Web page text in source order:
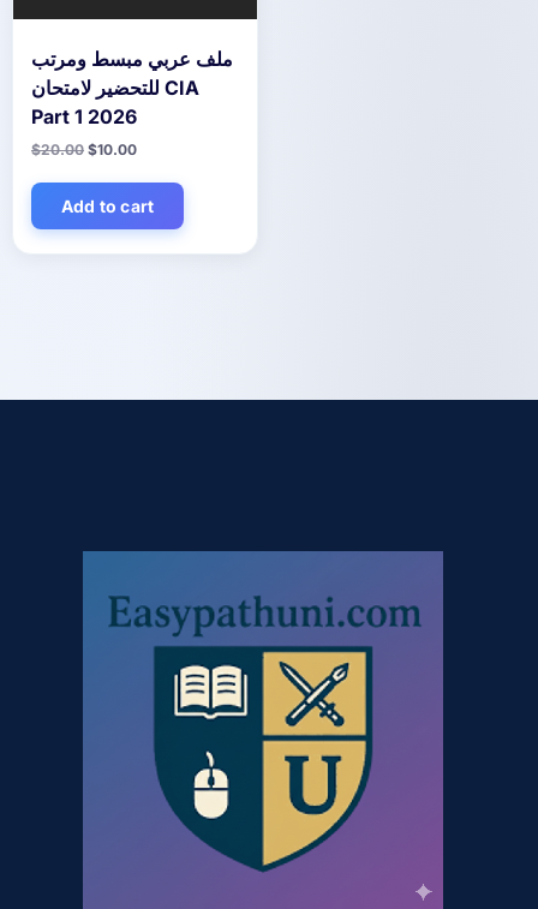
ملف عربي مبسط ومرتب
للتحضير لامتحان CIA
Part 1 2026
$20.00 Original
was:
$20.00.
$10.00Current
is:
$10.00.
Add to cart